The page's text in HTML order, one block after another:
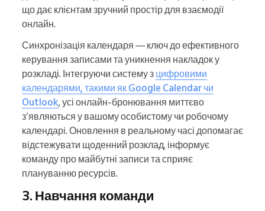
що дає клієнтам зручний простір для взаємодії
онлайн.
Синхронізація календаря — ключ до ефективного
керування записами та уникнення накладок у
розкладі. Інтегруючи систему з цифровими
календарями, такими як Google Calendar чи
Outlook, усі онлайн-бронювання миттєво
з’являються у вашому особистому чи робочому
календарі. Оновлення в реальному часі допомагає
відстежувати щоденний розклад, інформує
команду про майбутні записи та сприяє
плануванню ресурсів.
3. Навчання команди